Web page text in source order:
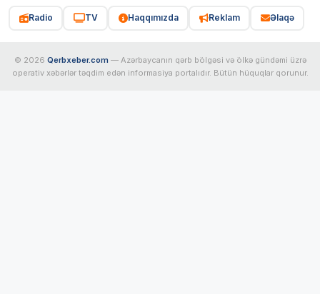
Radio TV Haqqımızda Reklam Əlaqə
© 2026 Qerbxeber.com — Azərbaycanın qərb bölgəsi və ölkə gündəmi üzrə
operativ xəbərlər təqdim edən informasiya portalıdır. Bütün hüquqlar qorunur.